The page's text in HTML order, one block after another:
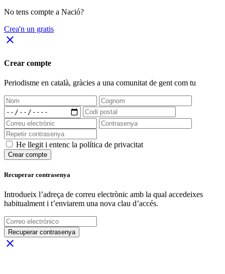
No tens compte a Nació?
Crea'n un gratis
close
Crear compte
Periodisme en català, gràcies a una comunitat de gent com tu
He llegit i entenc la política de privacitat
Crear compte
Recuperar contrasenya
Introdueix l’adreça de correu electrònic amb la qual accedeixes
habitualment i t’enviarem una nova clau d’accés.
Recuperar contrasenya
close